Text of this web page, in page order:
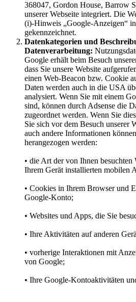
368047, Gordon House, Barrow
unserer Webseite integriert. Die
(i)-Hinweis „Google-Anzeigen“
gekennzeichnet.
Datenkategorien und
Datenverarbeitung:
Google erhält beim Besuch
dass Sie unsere Website
einen Web-Beacon bzw. Cookie
Daten werden auch in die USA
analysiert. Wenn Sie mit einem
sind, können durch Adsense die
zugeordnet werden. Wenn Sie
Sie sich vor dem Besuch unserer
auch andere Informationen
herangezogen werden:
• die Art der von Ihnen besuchten
Ihrem Gerät installierten mobilen
• Cookies in Ihrem Browser und
Google-Konto;
• Websites und Apps, die Sie
• Ihre Aktivitäten auf anderen
• vorherige Interaktionen mit
von Google;
• Ihre Google-Kontoaktivitäten